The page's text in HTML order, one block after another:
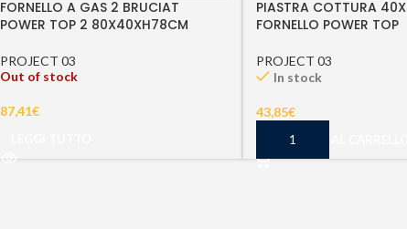
FORNELLO A GAS 2 BRUCIAT
POWER TOP 2 80X40XH78CM
PROJECT 03
Out of stock
87,41€
PIASTRA COTTURA
FORNELLO POWER TOP
PROJECT 03
In stock
43,85€
AGGIUNGI AL CARRELLO